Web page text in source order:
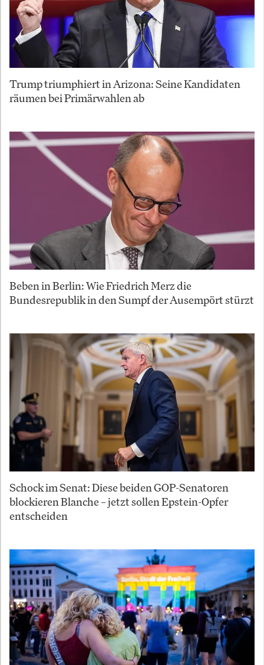
Trump triumphiert in Arizona: Seine Kandidaten
räumen bei Primärwahlen ab
Beben in Berlin: Wie Friedrich Merz die
Bundesrepublik in den Sumpf der Ausempört stürzt
Schock im Senat: Diese beiden GOP-Senatoren
blockieren Blanche – jetzt sollen Epstein-Opfer
entscheiden